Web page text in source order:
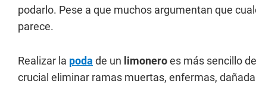
podarlo. Pese a que muchos argumentan que
parece.
Realizar la poda de un limoneroes más sencillo
crucial eliminar ramas muertas, enfermas,